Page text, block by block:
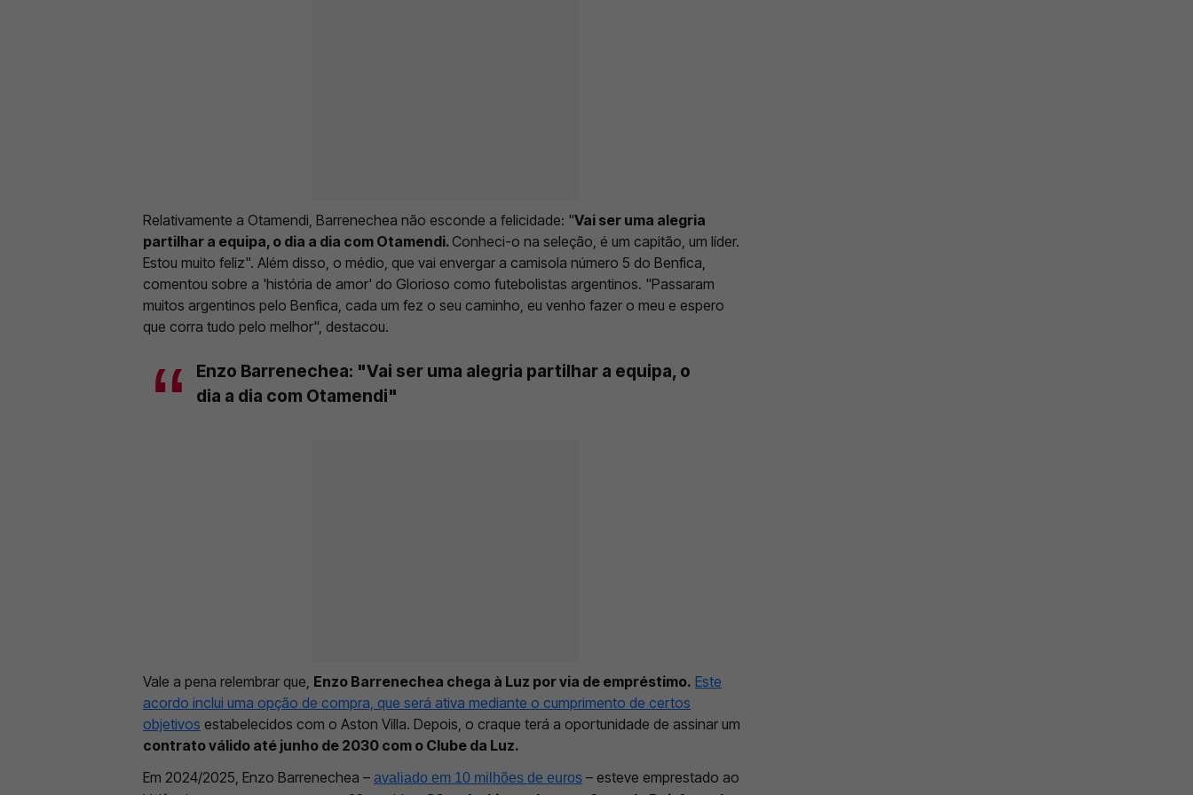
Relativamente a Otamendi, Barrenechea não esconde a felicidade: "Vai ser uma alegria
partilhar a equipa, o dia a dia com Otamendi. Conheci-o na seleção, é um capitão, um líder.
Estou muito feliz". Além disso, o médio, que vai envergar a camisola número 5 do Benfica,
comentou sobre a 'história de amor' do Glorioso como futebolistas argentinos. "Passaram
muitos argentinos pelo Benfica, cada um fez o seu caminho, eu venho fazer o meu e espero
que corra tudo pelo melhor", destacou.
Enzo Barrenechea: "Vai ser uma alegria partilhar a equipa, o
dia a dia com Otamendi"
Vale a pena relembrar que, Enzo Barrenechea chega à Luz por via de empréstimo. Este
acordo inclui uma opção de compra, que será ativa mediante o cumprimento de certos
objetivos estabelecidos com o Aston Villa. Depois, o craque terá a oportunidade de assinar um
contrato válido até junho de 2030 com o Clube da Luz.
Em 2024/2025, Enzo Barrenechea – avaliado em 10 milhões de euros – esteve emprestado ao